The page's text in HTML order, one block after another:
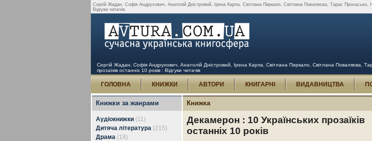
Сергій Жадан, Софія Андрухович, Анатолій Дністровий, Ірена Карпа, Світлана Пиркало, Світлана Поваляєва, Тарас
Відгуки читачів.
Сергій Жадан, Софія Андрухович, Анатолій Дністровий, Ірена Карпа, Світлана Пиркало, Світлана Поваляєва,
прозаїкiв останнiх 10 років : Відгуки читачів
ГОЛОВНА КНИЖКИ АВТОРИ КНИГАРНІ ВИДАВНИЦТВА
Книжки за жанрами
Аудіокнижки (11)
Дитяча література (215)
Драма (18)
Книжка
Декамерон : 10 Українських прозаїкiв
останнiх 10 років